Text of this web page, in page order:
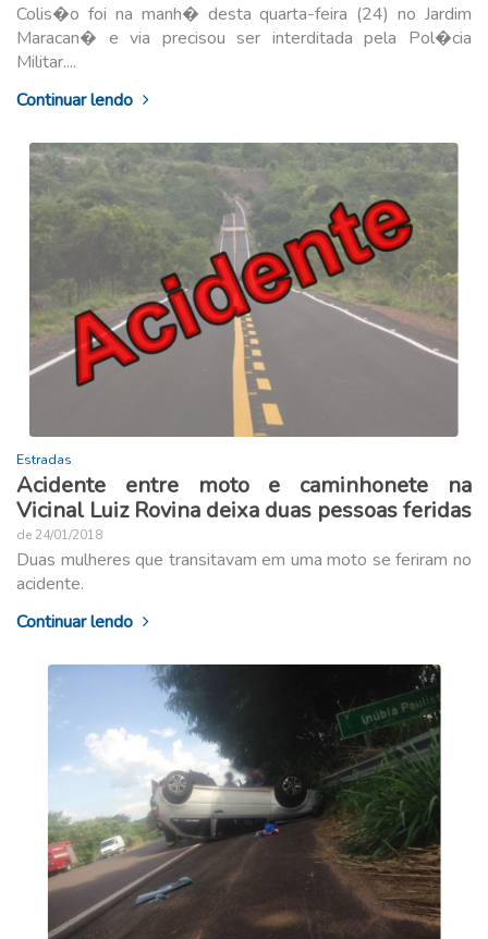
Colis�o foi na manh� desta quarta-feira (24) no Jardim
Maracan� e via precisou ser interditada pela Pol�cia
Militar....
Continuar lendo
Estradas
Acidente entre moto e caminhonete na
Vicinal Luiz Rovina deixa duas pessoas feridas
de 24/01/2018
Duas mulheres que transitavam em uma moto se feriram no
acidente.
Continuar lendo